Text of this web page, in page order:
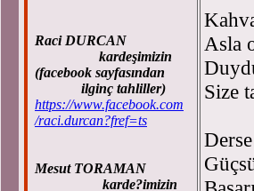
Raci DURCAN
kardeşimizin
(facebook sayfasından
ilginç tahliller)
https://www.facebook.com
/raci.durcan?fref=ts
Mesut TORAMAN
karde?imizin
Asla
Size